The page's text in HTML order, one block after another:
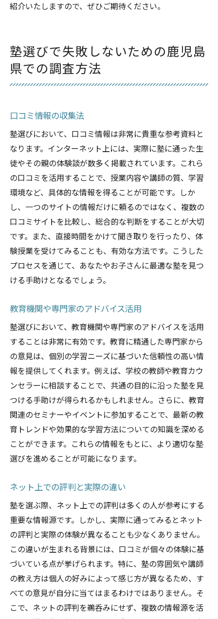
紹介いたしますので、ぜひご期待ください。
塾選びで失敗しないための鹿児島
県での調査方法
口コミ情報の収集法
塾選びにおいて、口コミ情報は非常に貴重な参考資料と
なります。インターネット上には、実際に塾に通った生
徒やその親の体験談が数多く掲載されています。これら
の口コミを活用することで、授業内容や講師の質、学習
環境など、具体的な情報を得ることが可能です。しか
し、一つのサイトの情報だけに頼るのではなく、複数の
口コミサイトを比較し、総合的な判断をすることが大切
です。また、直接時間をかけて聞き取りを行ったり、体
験授業を受けてみることも、有効な方法です。こうした
プロセスを通じて、あなたやお子さんに最適な塾を見つ
ける手助けとなるでしょう。
教育機関や専門家のアドバイス活用
塾選びにおいて、教育機関や専門家のアドバイスを活用
することは非常に有効です。教育に精通した専門家から
の意見は、個別の学習ニーズに基づいた信頼性の高い情
報を提供してくれます。例えば、学校の教師や教育カウ
ンセラーに相談することで、共通の目的に沿った塾を見
つける手助けが得られるかもしれません。さらに、教育
関連のセミナーやイベントに参加することで、最新の教
育トレンドや効果的な学習方法についての知識を深める
ことができます。これらの情報をもとに、より適切な塾
選びを進めることが可能になります。
ネット上での評判と実際の違い
塾を選ぶ際、ネット上での評判は多くの人が参考にする
重要な情報源です。しかし、実際に通ってみるとネット
の評判と実際の体験が異なることも少なくありません。
この違いが生まれる背景には、口コミが個々の体験に基
づいている点が挙げられます。特に、塾の雰囲気や講師
の教え方は個人の好みによって感じ方が異なるため、す
べての意見が自分に当てはまるわけではありません。そ
こで、ネットの評判を鵜呑みにせず、複数の情報源を活